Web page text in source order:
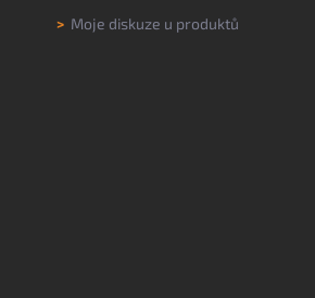
> Moje diskuze u produktů